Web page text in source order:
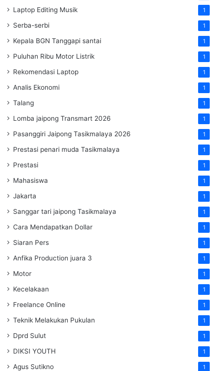
Laptop Editing Musik 1
Serba-serbi 1
Kepala BGN Tanggapi santai 1
Puluhan Ribu Motor Listrik 1
Rekomendasi Laptop 1
Analis Ekonomi 1
Talang 1
Lomba jaipong Transmart 2026 1
Pasanggiri Jaipong Tasikmalaya 2026 1
Prestasi penari muda Tasikmalaya 1
Prestasi 1
Mahasiswa 1
Jakarta 1
Sanggar tari jaipong Tasikmalaya 1
Cara Mendapatkan Dollar 1
Siaran Pers 1
Anfika Production juara 3 1
Motor 1
Kecelakaan 1
Freelance Online 1
Teknik Melakukan Pukulan 1
Dprd Sulut 1
DIKSI YOUTH 1
Agus Sutikno 1